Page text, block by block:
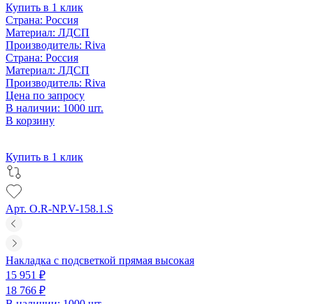
Купить в 1 клик
Страна: Россия
Материал: ЛДСП
Производитель: Riva
Страна: Россия
Материал: ЛДСП
Производитель: Riva
Цена по запросу
В наличии: 1000 шт.
В корзину
Купить в 1 клик
Арт. O.R-NP.V-158.1.S
Накладка с подсветкой прямая высокая
15 951 ₽
18 766 ₽